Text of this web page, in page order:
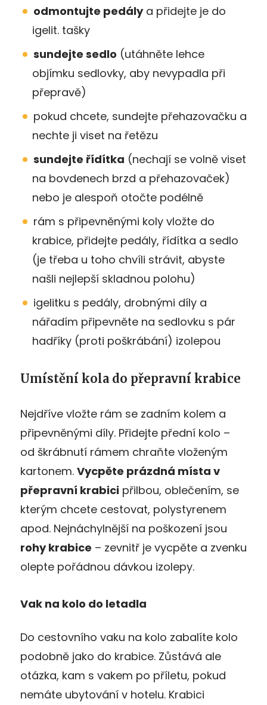
odmontujte pedálya přidejte je do
igelit. tašky
sundejte sedlo (utáhněte lehce
objímku sedlovky, aby nevypadla při
přepravě)
pokud chcete, sundejte přehazovačku a
nechte ji viset na řetězu
sundejte řídítka (nechají se volně viset
na bovdenech brzd a přehazovaček)
nebo je alespoň otočte podélně
rám s připevněnými koly vložte do
krabice, přidejte pedály, řídítka a sedlo
(je třeba u toho chvíli strávit, abyste
našli nejlepší skladnou polohu)
igelitku s pedály, drobnými díly a
nářadím připevněte na sedlovku s pár
hadříky (proti poškrábání) izolepou
Umístění kola do přepravní krabice
Nejdříve vložte rám se zadním kolem a
připevněnými díly. Přidejte přední kolo –
od škrábnutí rámem chraňte vloženým
kartonem. Vycpěte prázdná místa v
přepravní krabici přilbou, oblečením, se
kterým chcete cestovat, polystyrenem
apod. Nejnáchylnější na poškození jsou
rohy krabice – zevnitř je vycpěte a zvenku
olepte pořádnou dávkou izolepy.
Vak na kolo do letadla
Do cestovního vaku na kolo zabalíte kolo
podobně jako do krabice. Zůstává ale
otázka, kam s vakem po příletu, pokud
nemáte ubytování v hotelu. Krabici